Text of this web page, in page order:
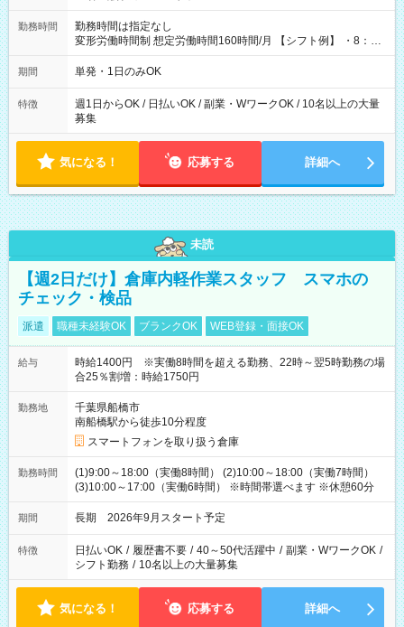
勤務時間
勤務時間は指定なし
変形労働時間制 想定労働時間160時間/月 【シフト例】 ・8：00
～21：00
期間 単発・1日のみOK
特徴
週1日からOK / 日払いOK / 副業・WワークOK / 10名以上の大量
募集
気になる！ 応募する 詳細へ
未読
【週2日だけ】倉庫内軽作業スタッフ スマホの
チェック・検品
派遣 職種未経験OK ブランクOK WEB登録・面接OK
給与
時給1400円 ※実働8時間を超える勤務、22時～翌5時勤務の場
合25％割増：時給1750円
勤務地
千葉県船橋市
南船橋駅から徒歩10分程度
スマートフォンを取り扱う倉庫
勤務時間
(1)9:00～18:00（実働8時間） (2)10:00～18:00（実働7時間）
(3)10:00～17:00（実働6時間） ※時間帯選べます ※休憩60分
期間 長期 2026年9月スタート予定
特徴 日払いOK / 履歴書不要 / 40～50代活躍中 / 副業・WワークOK /
シフト勤務 / 10名以上の大量募集
気になる！ 応募する 詳細へ